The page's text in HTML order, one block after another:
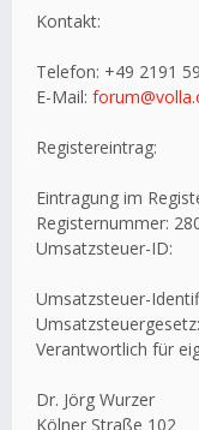
Kontakt:
Telefon: +49 2191
E-Mail:
Registereintrag:
Eintragung im
Registernummer:
Umsatzsteuer-ID:
Umsatzsteuer-
Verantwortlich für
Dr. Jörg Wurzer
Kölner Straße 102